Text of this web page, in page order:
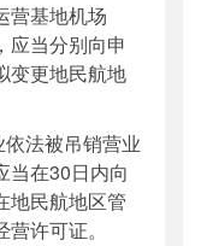
营基地机场
应当分别向申
变更地民航地
法被吊销营业
当在30日内向
地民航地区管
许可证。